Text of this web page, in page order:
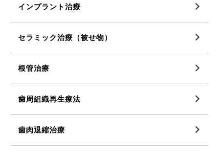
インプラント治療
セラミック治療（被せ物）
根管治療
歯周組織再生療法
歯肉退縮治療